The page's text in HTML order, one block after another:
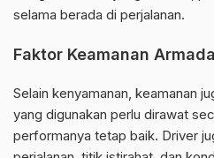
selama berada di perjalanan.
Faktor Keamanan Armada
Selain kenyamanan, keamanan
yang digunakan perlu dirawat
performanya tetap baik. Driver